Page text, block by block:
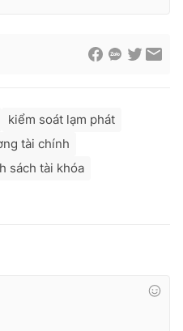
kiểm soát lạm phát
tài chính
sách tài khóa